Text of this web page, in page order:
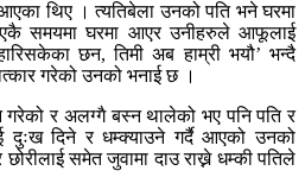
थिए । त्यतिबेला उनको पति भने घरमा
समयमा घरमा आएर उनीहरुले आफूलाई
छन, तिमी अब हाम्री भयौ’ भन्दै
गरेको उनको भनाई छ ।
र अलग्गै बस्न थालेको भए पनि पति र
दुःख दिने र धम्क्याउने गर्दै आएको उनको
समेत जुवामा दाउ राख्ने धम्की पतिले